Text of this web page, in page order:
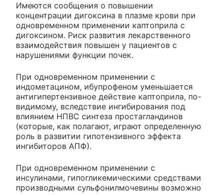
Имеются сообщения о повышении
концентрации дигоксина в плазме крови при
одновременном применении каптоприла с
дигоксином. Риск развития лекарственного
взаимодействия повышен у пациентов с
нарушениями функции почек.
При одновременном применении с
индометацином, ибупрофеном уменьшается
антигипертензивное действие каптоприла, по-
видимому, вследствие ингибирования под
влиянием НПВС синтеза простагландинов
(которые, как полагают, играют определенную
роль в развитии гипотензивного эффекта
ингибиторов АПФ).
При одновременном применении с
инсулинами, гипогликемическими средствами
производными сульфонилмочевины возможно